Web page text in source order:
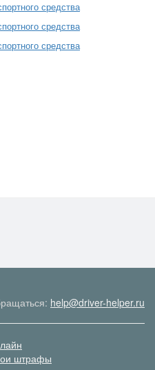
средства
средства
средства
help@driver-helper.ru
штрафы